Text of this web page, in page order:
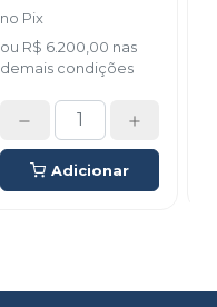
no Pix
ou R$ 6.200,00 nas
demais condições
Adicionar